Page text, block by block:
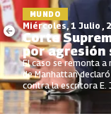
Miércoles, 1 Julio ,
Corte
por agresión
MUNDO
El caso se remonta
de Manhattan
contra la escritora E.